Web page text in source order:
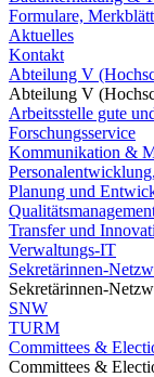
Formulare,
Aktuelles
Kontakt
Abteilung V
Abteilung V
Arbeitsstelle gute
Forschungsservice
Kommunikation &
Planung und
Transfer und
Verwaltungs-IT
Sekretärinnen-
Sekretärinnen-
SNW
TURM
Committees &
Committees &